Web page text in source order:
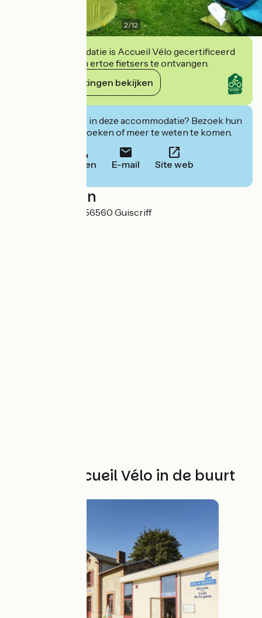
2/12
Deze accommodatie is Accueil Vélo gecertificeerd
en verbindt zich ertoe fietsers te ontvangen.
Haar verplichtingen bekijken
Geïnteresseerd in deze accommodatie? Bezoek hun
website om te boeken of meer te weten te komen.
Bellen E-mail Site web
Localisation
117 rue de la Gare 56560 Guiscriff
Andere Accueil Vélo in de buurt